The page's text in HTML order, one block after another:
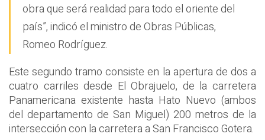
obra que será realidad para todo el oriente del
país”, indicó el ministro de Obras Públicas,
Romeo Rodríguez.
Este segundo tramo consiste en la apertura de dos a
cuatro carriles desde El Obrajuelo, de la carretera
Panamericana existente hasta Hato Nuevo (ambos
del departamento de San Miguel) 200 metros de la
intersección con la carretera a San Francisco Gotera.